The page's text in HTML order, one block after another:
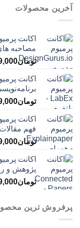
آخرین محصولات
مصاحبه
تومان
تومان
فهم
تومان
پژوهش و
تومان
پرفروش ترین